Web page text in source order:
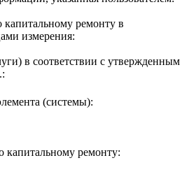
ремонту в
измерения:
в соответствии с утвержденным
(системы):
капитальному ремонту: